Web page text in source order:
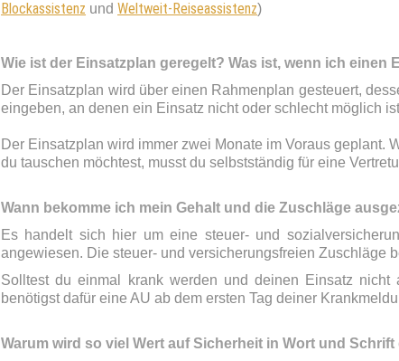
Blockassistenz undWeltweit-Reiseassistenz)
Wie ist der Einsatzplan geregelt? Was ist, wenn ich einen
Der Einsatzplan wird über einen Rahmenplan gesteuert,
eingeben, an denen ein Einsatz nicht oder schlecht möglich
Der Einsatzplan wird immer zwei Monate im Voraus geplant.
du tauschen möchtest, musst du selbstständig für eine
Wann bekomme ich mein Gehalt und die Zuschläge
Es handelt sich hier um eine steuer- und
angewiesen. Die steuer- und versicherungsfreien Zuschläge
Solltest du einmal krank werden und deinen Einsatz nicht
benötigst dafür eine AU ab dem ersten Tag deiner
Warum wird so viel Wert auf Sicherheit in Wort und Schrift